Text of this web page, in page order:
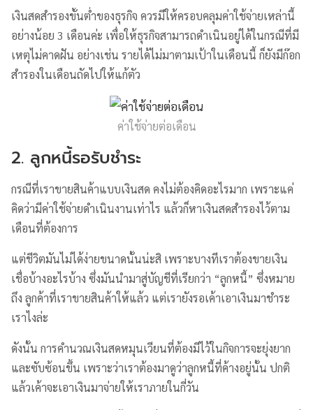
เงินสดสำรองขั้นต่ำของธุรกิจ ควรมีให้ครอบคลุมค่าใช้จ่ายเหล่านี้
อย่างน้อย 3 เดือนค่ะ เพื่อให้ธุรกิจสามารถดำเนินอยู่ได้ในกรณีที่มี
เหตุไม่คาดฝัน อย่างเช่น รายได้ไม่มาตามเป้าในเดือนนี้ ก็ยังมีก๊อก
สำรองในเดือนถัดไปให้แก้ตัว
ค่าใช้จ่ายต่อเดือน
2. ลูกหนี้รอรับชำระ
กรณีที่เราขายสินค้าแบบเงินสด คงไม่ต้องคิดอะไรมาก เพราะแค่
คิดว่ามีค่าใช้จ่ายดำเนินงานเท่าไร แล้วก็หาเงินสดสำรองไว้ตาม
เดือนที่ต้องการ
แต่ชีวิตมันไม่ได้ง่ายขนาดนั้นน่ะสิ เพราะบางทีเราต้องขายเงิน
เชื่อบ้างอะไรบ้าง ซึ่งมันนำมาสู่บัญชีที่เรียกว่า “ลูกหนี้” ซึ่งหมาย
ถึง ลูกค้าที่เราขายสินค้าให้แล้ว แต่เรายังรอเค้าเอาเงินมาชำระ
เราไงล่ะ
ดังนั้น การคำนวณเงินสดหมุนเวียนที่ต้องมีไว้ในกิจการจะยุ่งยาก
และซับซ้อนขึ้น เพราะว่าเราต้องมาดูว่าลูกหนี้ที่ค้างอยู่นั้น ปกติ
แล้วเค้าจะเอาเงินมาจ่ายให้เราภายในกี่วัน